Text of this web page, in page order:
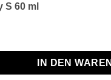
S 60 ml
60 ml Menge
IN DEN